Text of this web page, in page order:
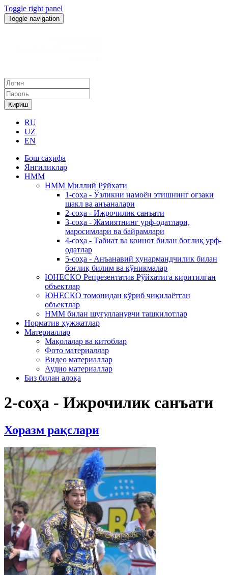
Toggle right panel
Toggle navigation
Кириш
RU
UZ
EN
Бош саҳифа
Янгиликлар
НММ
НММ Миллий Рўйхати
1-соҳа - Ўзликни намоён этишнинг оғзаки
шакл ва анъаналари
2-соҳа - Ижрочилик санъати
3-соҳа - Жамиятнинг урф-одатлари,
маросимлари ва байрамлари
4-соҳа - Табиат ва коинот билан боғлиқ урф-
одатлар
5-соҳа - Анъанавий ҳунармандчилик билан
боғлиқ билим ва кўникмалар
ЮНЕСКО Репрезентатив Рўйхатига киритилган
объектлар
ЮНЕСКО томонидан кўриб чиқилаётган
объектлар
НММ билан шуғулланувчи ташкилотлар
Норматив ҳужжатлар
Материаллар
Мақолалар ва китоблар
Фото материаллар
Видео материаллар
Аудио материаллар
Биз билан алоқа
2-соҳа - Ижрочилик санъати
Хоразм рақслари